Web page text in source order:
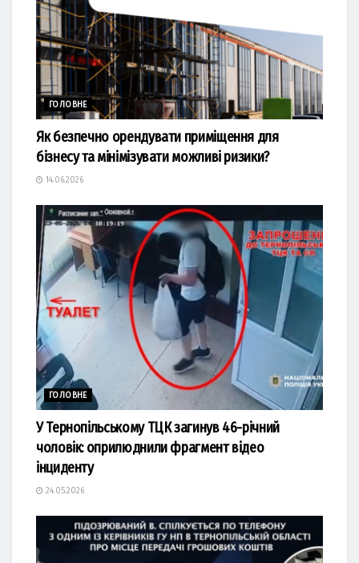
ГОЛОВНЕ
Як безпечно орендувати приміщення для
бізнесу та мінімізувати можливі ризики?
14.06.2026
ГОЛОВНЕ
У Тернопільському ТЦК загинув 46-річний
чоловік: оприлюднили фрагмент відео
інциденту
24.05.2026